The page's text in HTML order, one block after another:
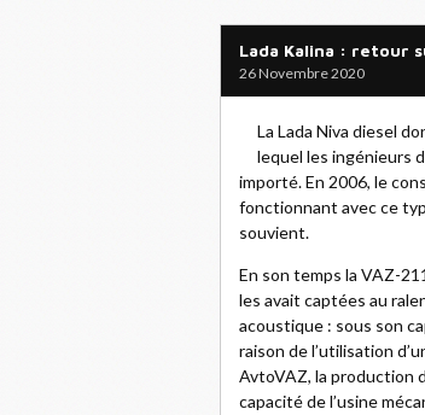
Lada Kalina : retour
26 Novembre 2020
La Lada Niva diesel
lequel les ingénieurs
importé. En 2006, le
fonctionnant avec ce
souvient.
En son temps la VAZ-
les avait captées au
acoustique : sous son
raison de l’utilisation
AvtoVAZ, la production
capacité de l’usine